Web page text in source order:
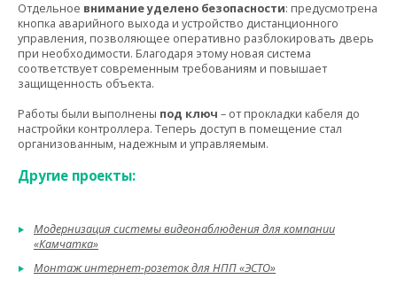
Отдельное внимание уделено безопасности: предусмотрена
кнопка аварийного выхода и устройство дистанционного
управления, позволяющее оперативно разблокировать дверь
при необходимости. Благодаря этому новая система
соответствует современным требованиям и повышает
защищенность объекта.
Работы были выполнены под ключ – от прокладки кабеля до
настройки контроллера. Теперь доступ в помещение стал
организованным, надежным и управляемым.
Другие проекты:
Модернизация системы видеонаблюдения для компании
«Камчатка»
Монтаж интернет-розеток для НПП «ЭСТО»